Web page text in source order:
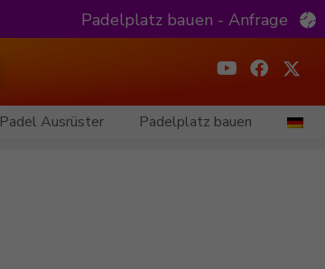
Padelplatz bauen - Anfrage
Padel Ausrüster Padelplatz bauen